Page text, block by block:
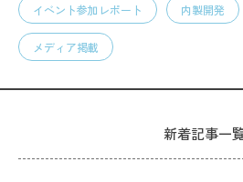
イベント参加レポート 内製開発
メディア掲載
新着記事一